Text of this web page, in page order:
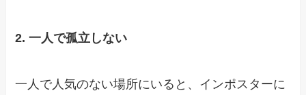
2. 一人で孤立しない
一人で人気のない場所にいると、インポスターに